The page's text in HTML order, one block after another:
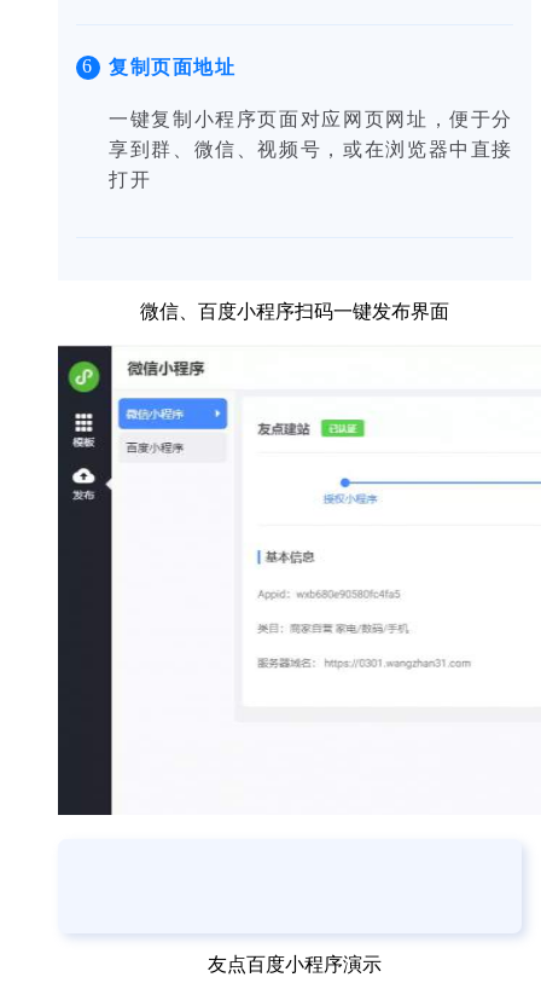
6 复制页面地址
一键复制小程序页面对应网页网址，便于分
享到群、微信、视频号，或在浏览器中直接
打开
微信、百度小程序扫码一键发布界面
友点百度小程序演示